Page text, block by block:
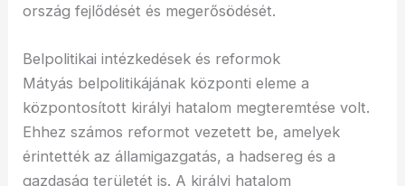
ország fejlődését és megerősödését.
Belpolitikai intézkedések és reformok
Mátyás belpolitikájának központi eleme a
központosított királyi hatalom megteremtése volt.
Ehhez számos reformot vezetett be, amelyek
érintették az államigazgatás, a hadsereg és a
gazdaság területét is. A királyi hatalom